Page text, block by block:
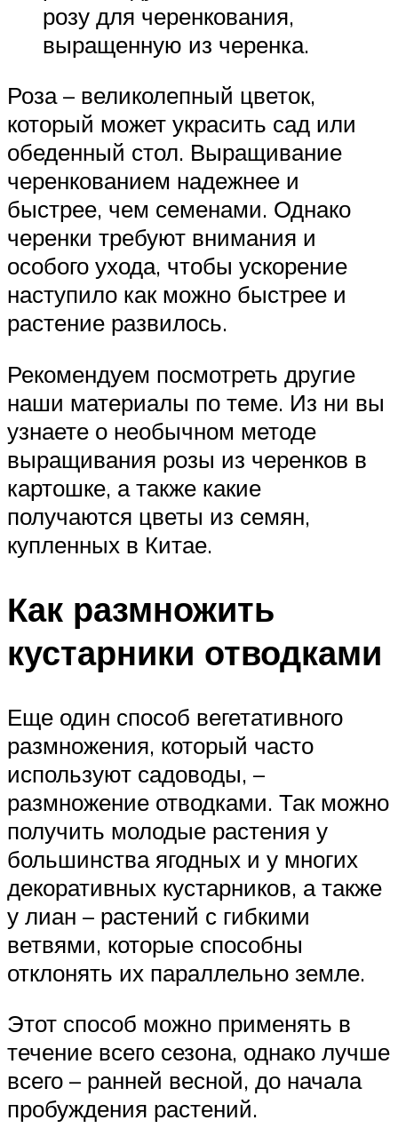
розу для черенкования,
выращенную из черенка.
Роза – великолепный цветок,
который может украсить сад или
обеденный стол. Выращивание
черенкованием надежнее и
быстрее, чем семенами. Однако
черенки требуют внимания и
особого ухода, чтобы ускорение
наступило как можно быстрее и
растение развилось.
Рекомендуем посмотреть другие
наши материалы по теме. Из ни вы
узнаете о необычном методе
выращивания розы из черенков в
картошке, а также какие
получаются цветы из семян,
купленных в Китае.
Как размножить
кустарники отводками
Еще один способ вегетативного
размножения, который часто
используют садоводы, –
размножение отводками. Так можно
получить молодые растения у
большинства ягодных и у многих
декоративных кустарников, а также
у лиан – растений с гибкими
ветвями, которые способны
отклонять их параллельно земле.
Этот способ можно применять в
течение всего сезона, однако лучше
всего – ранней весной, до начала
пробуждения растений.